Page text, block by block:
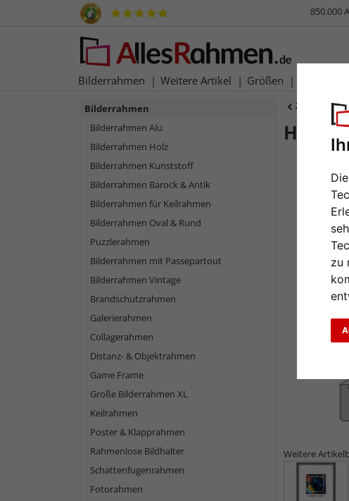
zu
850.000
Bilderrahmen Weitere Artikel Größen
Zurück |
Weitere
Bilderrahmen
Bilderrahmen Alu
Bilderrahmen Holz
Bilderrahmen Kunststoff
Bilderrahmen Barock & Antik
Bilderrahmen für Keilrahmen
Bilderrahmen Oval & Rund
Puzzlerahmen
Bilderrahmen mit Passepartout
Bilderrahmen Vintage
Brandschutzrahmen
Galerierahmen
Collagerahmen
Distanz- & Objektrahmen
Game Frame
Große Bilderrahmen XL
Keilrahmen
Poster & Klapprahmen
Rahmenlose Bildhalter
Schattenfugenrahmen
Fotorahmen